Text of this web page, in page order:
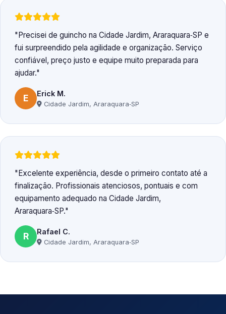
Precisei de guincho na Cidade Jardim, Araraquara‑SP e
fui surpreendido pela agilidade e organização. Serviço
confiável, preço justo e equipe muito preparada para
ajudar.
E Erick M.
Cidade Jardim, Araraquara‑SP
Excelente experiência, desde o primeiro contato até a
finalização. Profissionais atenciosos, pontuais e com
equipamento adequado na Cidade Jardim,
Araraquara‑SP.
R Rafael C.
Cidade Jardim, Araraquara‑SP